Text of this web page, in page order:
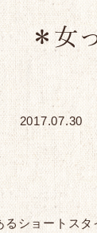
＊女
2017.07.30
るショートスタ